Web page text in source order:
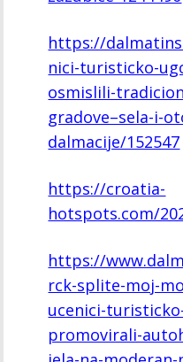
https://
nici-turisticko-
osmislili-
gradove–sela-i-
dalmacije/152547
https://croatia-
hotspots.com/
https://
rck-splite-moj-
ucenici-
promovirali-